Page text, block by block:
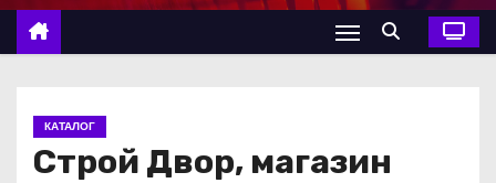
е
КАТАЛОГ
Строй Двор, магазин